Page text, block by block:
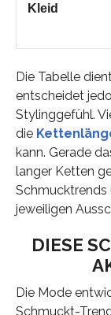
Kleid
Die Tabelle
entscheidet
Stylinggefühl.
die
kann. Gerade
langer Ketten
Schmucktrends
jeweiligen
DIESE
Die Mode
Schmuckt-